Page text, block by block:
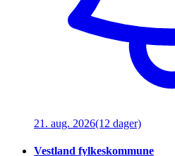
21. aug. 2026(12 dager)
Vestland fylkeskommune